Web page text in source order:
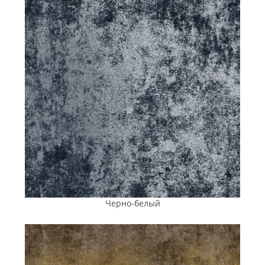
тротуарной плитки «Енифем» сформирован так, чтобы
закрывать задачи разного масштаба и уровня нагрузки
— от декоративного мощения до участков с интенсивным
движением транспорта. В линейке представлены
коллекции с различной геометрией, функциональностью
и толщиной элементовот 40 до 100 мм.
Тротуарная плитка «Австрийский брук»(40 мм)
— решение для пешеходных зон, аллей, садовых
дорожек и дворов частных домов. Она идеальна для
создания радиальных, волнообразных и
концентрических узоров благодаря трапециевидной
форме элементов разного размера. Такое
тротуарное покрытие органично смотрится в
зеленых зонах Днепра, подчеркивая ландшафт и
архитектуру.
Тротуарная плитка и брусчатка «Ромб»(40 и 60
— коллекция с выраженной геометрией
схем. При комбинировании трех и более цветов
возникает визуальный 3D-эффект, придающий
глубину и динамику пространству. Этот формат
Черно-белый